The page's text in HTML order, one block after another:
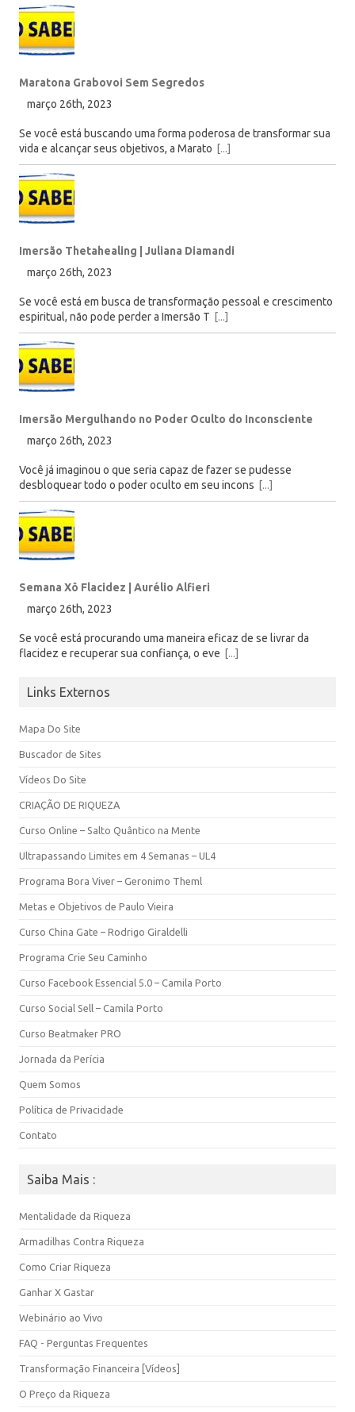
Maratona Grabovoi Sem Segredos
março 26th, 2023
Se você está buscando uma forma poderosa de transformar sua
vida e alcançar seus objetivos, a Marato [...]
Imersão Thetahealing | Juliana Diamandi
março 26th, 2023
Se você está em busca de transformação pessoal e crescimento
espiritual, não pode perder a Imersão T [...]
Imersão Mergulhando no Poder Oculto do Inconsciente
março 26th, 2023
Você já imaginou o que seria capaz de fazer se pudesse
desbloquear todo o poder oculto em seu incons [...]
Semana Xô Flacidez | Aurélio Alfieri
março 26th, 2023
Se você está procurando uma maneira eficaz de se livrar da
flacidez e recuperar sua confiança, o eve [...]
Links Externos
Mapa Do Site
Buscador de Sites
Vídeos Do Site
CRIAÇÃO DE RIQUEZA
Curso Online – Salto Quântico na Mente
Ultrapassando Limites em 4 Semanas – UL4
Programa Bora Viver – Geronimo Theml
Metas e Objetivos de Paulo Vieira
Curso China Gate – Rodrigo Giraldelli
Programa Crie Seu Caminho
Curso Facebook Essencial 5.0 – Camila Porto
Curso Social Sell – Camila Porto
Curso Beatmaker PRO
Jornada da Perícia
Quem Somos
Política de Privacidade
Contato
Saiba Mais :
Mentalidade da Riqueza
Armadilhas Contra Riqueza
Como Criar Riqueza
Ganhar X Gastar
Webinário ao Vivo
FAQ - Perguntas Frequentes
Transformação Financeira [Vídeos]
O Preço da Riqueza